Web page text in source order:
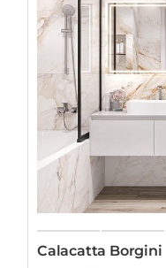
Calacatta Borgini